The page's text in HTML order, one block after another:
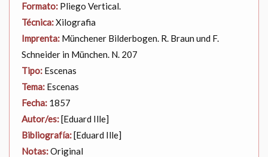
Formato: Pliego Vertical.
Técnica:Xilografia
Imprenta: Münchener Bilderbogen. R. Braun und F.
Schneider in München. N. 207
Tipo: Escenas
Tema: Escenas
Fecha: 1857
Autor/es:[Eduard Ille]
Bibliografía:[Eduard Ille]
Notas:Original